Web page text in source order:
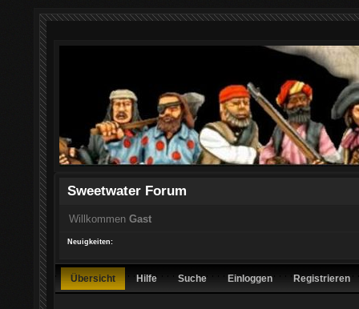
Sweetwater Forum
Willkommen Gast
Neuigkeiten:
Übersicht Hilfe Suche Einloggen Registrieren